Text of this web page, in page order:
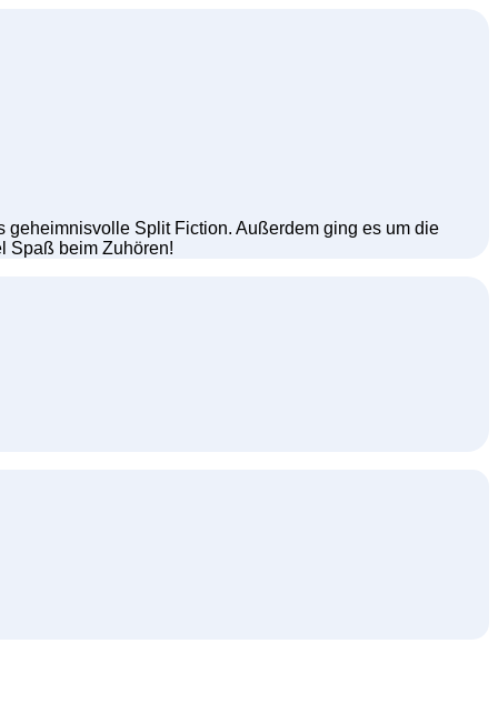
Split Fiction. Außerdem ging es um die
Spaß beim Zuhören!